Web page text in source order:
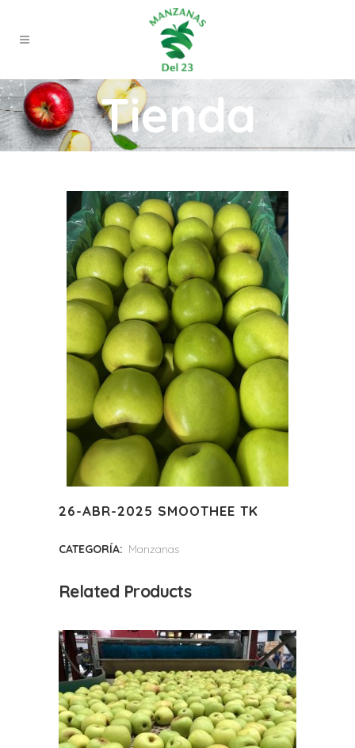
Tienda
26-ABR-2025 SMOOTHEE TK
CATEGORÍA: Manzanas
Related Products